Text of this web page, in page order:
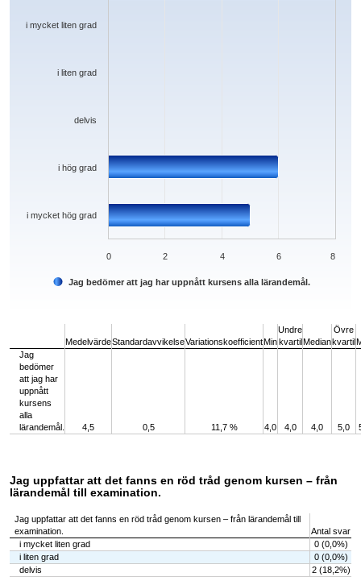
Jag bedömer att jag har uppnått kursens alla lärandemål.
i mycket hög grad
i hög grad
delvis
i liten grad
i mycket liten grad
0 2 4 6 8
MedelvärdeStandardavvikelseVariationskoefficientMin
Undre
kvartilMedian
Övre
kvartil
Jag
bedömer
att jag har
uppnått
kursens
alla
lärandemål.
4,5 0,5 11,7 % 4,0 4,0 4,0 5,0
Jag uppfattar att det fanns en röd tråd genom kursen – från
lärandemål till examination.
Jag uppfattar att det fanns en röd tråd genom kursen – från lärandemål till
examination.
Antal svar
i mycket liten grad
0 (0,0%)
i liten grad
0 (0,0%)
delvis
2 (18,2%)